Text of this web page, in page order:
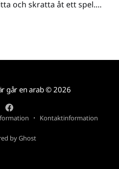
och skratta åt ett spel.
så lutar de sig på
går en arab© 2026
Kontaktinformation
by Ghost